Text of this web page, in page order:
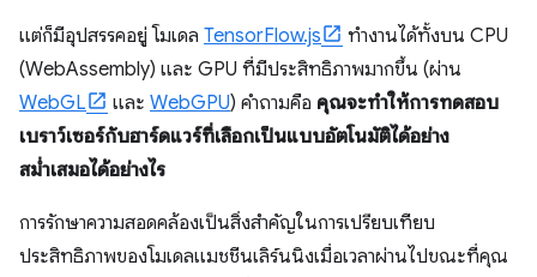
แต่ก็มีอุปสรรคอยู่ โมเดล TensorFlow.js
ทำงานได้ทั้งบน CPU
(WebAssembly) และ GPU ที่มีประสิทธิภาพมากขึ้น (ผ่าน
WebGL
และ WebGPU) คำถามคือ คุณจะทําให้การทดสอบ
เบราว์เซอร์กับฮาร์ดแวร์ที่เลือกเป็นแบบอัตโนมัติได้อย่าง
สม่ำเสมอได้อย่างไร
การรักษาความสอดคล้องเป็นสิ่งสําคัญในการเปรียบเทียบ
ประสิทธิภาพของโมเดลแมชชีนเลิร์นนิงเมื่อเวลาผ่านไปขณะที่คุณ